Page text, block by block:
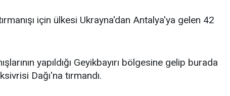
için ülkesi Ukrayna'dan Antalya'ya gelen 42
yapıldığı Geyikbayırı bölgesine gelip burada
Dağı'na tırmandı.